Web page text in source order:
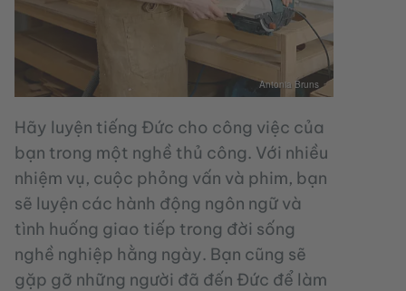
Antonia Bruns
Hãy luyện tiếng Đức cho công việc của
bạn trong một nghề thủ công. Với nhiều
nhiệm vụ, cuộc phỏng vấn và phim, bạn
sẽ luyện các hành động ngôn ngữ và
tình huống giao tiếp trong đời sống
nghề nghiệp hằng ngày. Bạn cũng sẽ
gặp gỡ những người đã đến Đức để làm